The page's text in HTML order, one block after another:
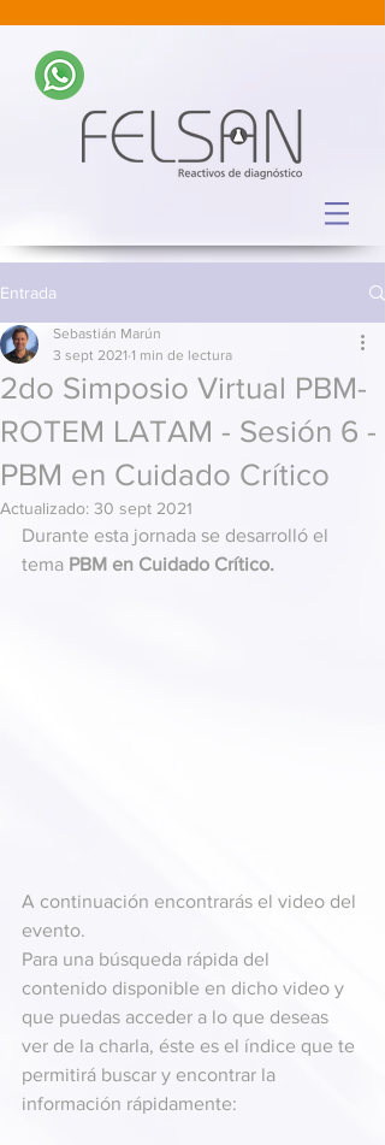
Entrada
2do Simposio Virtual PBM-
ROTEM LATAM - Sesión 6 -
PBM en Cuidado Crítico
Sebastián Marún
3 sept 2021 1 min de lectura
Actualizado: 30 sept 2021
Durante esta jornada se desarrolló el
tema PBM en Cuidado Crítico.
A continuación encontrarás el video del
evento.
Para una búsqueda rápida del
contenido disponible en dicho video y
que puedas acceder a lo que deseas
ver de la charla, éste es el índice que te
permitirá buscar y encontrar la
información rápidamente: